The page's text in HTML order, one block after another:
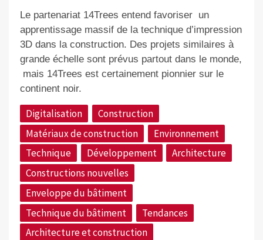
Le partenariat 14Trees entend favoriser un
apprentissage massif de la technique d’impression
3D dans la construction. Des projets similaires à
grande échelle sont prévus partout dans le monde,
mais 14Trees est certainement pionnier sur le
continent noir.
Digitalisation
Construction
Matériaux de construction
Environnement
Technique
Développement
Architecture
Constructions nouvelles
Enveloppe du bâtiment
Technique du bâtiment
Tendances
Architecture et construction